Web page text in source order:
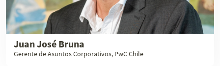
Juan José Bruna
Gerente de Asuntos Corporativos, PwC Chile